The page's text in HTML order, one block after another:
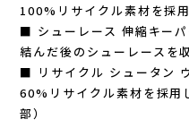
RAIDLIGHT(レイドライト)
ROARK(ロアーク)
100%リサイクル素材を採
■ シューレース 伸縮キーパ
結んだ後のシューレースを
■ リサイクル シュータン
60%リサイクル素材を採用
部）